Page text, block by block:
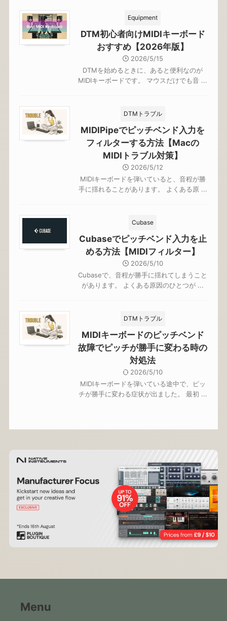
Equipment
DTM初心者向けMIDIキーボード
おすすめ【2026年版】
2026/5/15
DTMを始めるときに、あると便利なのが
MIDIキーボードです。 マウスだけでも音 ...
DTMトラブル
MIDIPipeでピッチベンド入力を
フィルターする方法【Macの
MIDIトラブル対策】
2026/5/12
MIDIキーボードを弾いていると、音程が勝
手に揺れることがあります。 よくある原 ...
Cubase
Cubaseでピッチベンド入力を止
める方法【MIDIフィルター】
2026/5/10
Cubaseで、音程が勝手に揺れてしまうこと
があります。 よくある原因のひとつが ...
DTMトラブル
MIDIキーボードのピッチベンド
故障でピッチが勝手に変わる時の
対処法
2026/5/10
MIDIキーボードを弾いている途中で、ピッ
チが勝手に変わる症状が出ました。 最初 ...
Menu